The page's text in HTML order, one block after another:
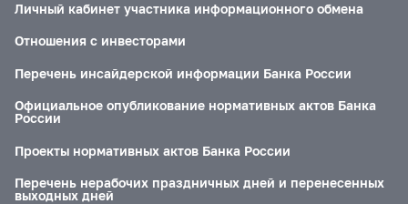
Личный кабинет участника информационного обмена
Отношения с инвесторами
Перечень инсайдерской информации Банка России
Официальное опубликование нормативных актов Банка
России
Проекты нормативных актов Банка России
Перечень нерабочих праздничных дней и перенесенных
выходных дней